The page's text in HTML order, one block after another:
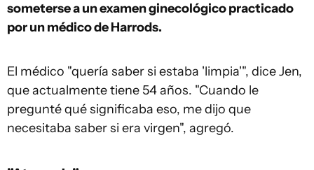
someterse a un examen ginecológico practicado
por un médico de Harrods.
El médico "quería saber si estaba 'limpia'", dice Jen,
que actualmente tiene 54 años. "Cuando le
pregunté qué significaba eso, me dijo que
necesitaba saber si era virgen", agregó.